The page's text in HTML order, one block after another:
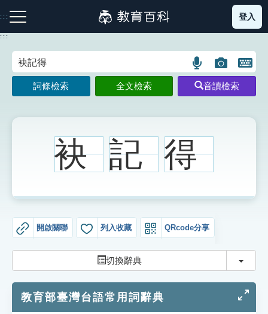
到
主
:::
注音索引圖示 筆畫索引圖示 部首索引表圖示
生字詞彙表
知識索引
登入
:::
語
言
搜
示
圖
片
搜
開
鍵
圖
詞條檢索 全文檢索 音讀檢索
袂 記 得
開啟關聯 列入收藏 QRcode分享
切換辭典 切換
教育部臺灣台語常用詞辭典